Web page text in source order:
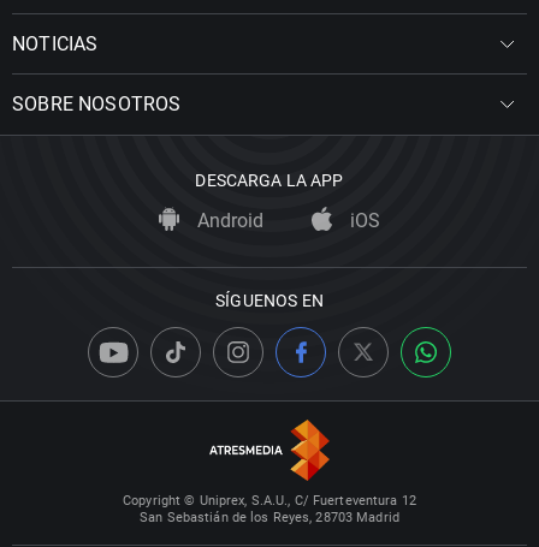
NOTICIAS
SOBRE NOSOTROS
DESCARGA LA APP
Android iOS
SÍGUENOS EN
Copyright © Uniprex, S.A.U., C/ Fuerteventura 12
San Sebastián de los Reyes, 28703 Madrid